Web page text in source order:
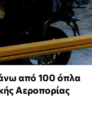
από 100 όπλα
Αεροπορίας